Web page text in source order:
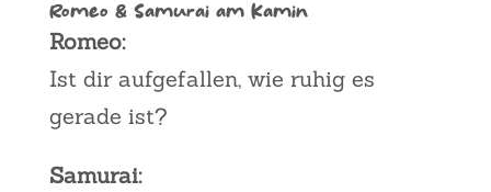
Romeo & Samurai am Kamin
Romeo:
Ist dir aufgefallen, wie ruhig es
gerade ist?
Samurai: